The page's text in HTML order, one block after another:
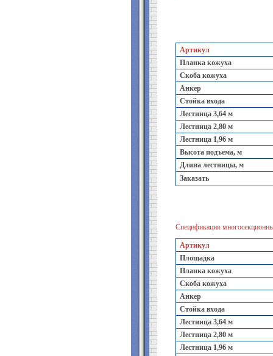
Артикул
Планка кожуха
Скоба кожуха
Анкер
Стойка входа
Лестница 3,64 м
Лестница 2,80 м
Лестница 1,96 м
Высота подъема, м
Длина лестницы, м
Заказать
Спецификация
Артикул
Площадка
Планка кожуха
Скоба кожуха
Анкер
Стойка входа
Лестница 3,64 м
Лестница 2,80 м
Лестница 1,96 м